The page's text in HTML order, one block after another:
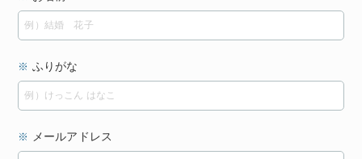
※ ふりがな
※ メールアドレス